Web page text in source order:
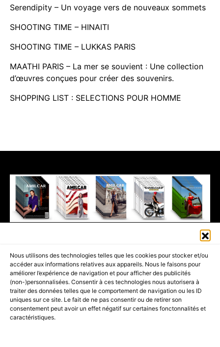
Nous utilisons des technologies telles que les cookies pour stocker et/ou
accéder aux informations relatives aux appareils. Nous le faisons pour
améliorer l’expérience de navigation et pour afficher des publicités
(non-)personnalisées. Consentir à ces technologies nous autorisera à
traiter des données telles que le comportement de navigation ou les ID
uniques sur ce site. Le fait de ne pas consentir ou de retirer son
consentement peut avoir un effet négatif sur certaines fonctonnalités et
caractéristiques.
Serendipity – Un voyage vers de nouveaux sommets
SHOOTING TIME – HINAITI
SHOOTING TIME – LUKKAS PARIS
MAATHI PARIS – La mer se souvient : Une collection
d’œuvres conçues pour créer des souvenirs.
SHOPPING LIST : SELECTIONS POUR HOMME
PART OF THEAMILCAR MAGAZINE GROUP.EDITOR - ADVERTISING
AGENCE MEDIANE.
ACCUEIL BEST OF LUXE
35 MAGAZINES
SHOPPING & CONCIERGERIE
Voyages Contact